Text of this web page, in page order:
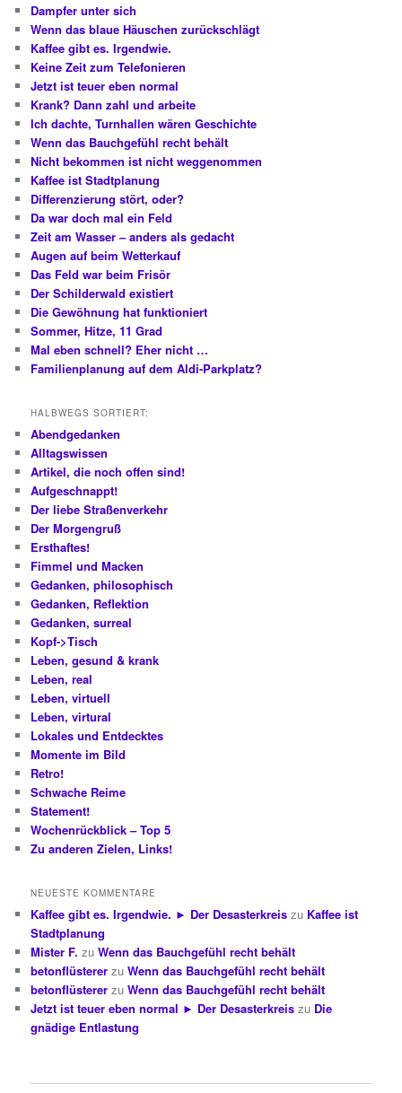
Dampfer unter sich
Wenn das blaue Häuschen zurückschlägt
Kaffee gibt es. Irgendwie.
Keine Zeit zum Telefonieren
Jetzt ist teuer eben normal
Krank? Dann zahl und arbeite
Ich dachte, Turnhallen wären Geschichte
Wenn das Bauchgefühl recht behält
Nicht bekommen ist nicht weggenommen
Kaffee ist Stadtplanung
Differenzierung stört, oder?
Da war doch mal ein Feld
Zeit am Wasser – anders als gedacht
Augen auf beim Wetterkauf
Das Feld war beim Frisör
Der Schilderwald existiert
Die Gewöhnung hat funktioniert
Sommer, Hitze, 11 Grad
Mal eben schnell? Eher nicht …
Familienplanung auf dem Aldi-Parkplatz?
HALBWEGS SORTIERT:
Abendgedanken
Alltagswissen
Artikel, die noch offen sind!
Aufgeschnappt!
Der liebe Straßenverkehr
Der Morgengruß
Ersthaftes!
Fimmel und Macken
Gedanken, philosophisch
Gedanken, Reflektion
Gedanken, surreal
Kopf->Tisch
Leben, gesund & krank
Leben, real
Leben, virtuell
Leben, virtural
Lokales und Entdecktes
Momente im Bild
Retro!
Schwache Reime
Statement!
Wochenrückblick – Top 5
Zu anderen Zielen, Links!
NEUESTE KOMMENTARE
Kaffee gibt es. Irgendwie. ► Der Desasterkreis zu Kaffee ist
Stadtplanung
Mister F. zuWenn das Bauchgefühl recht behält
betonflüsterer zuWenn das Bauchgefühl recht behält
betonflüsterer zuWenn das Bauchgefühl recht behält
Jetzt ist teuer eben normal ► Der Desasterkreis zu Die
gnädige Entlastung